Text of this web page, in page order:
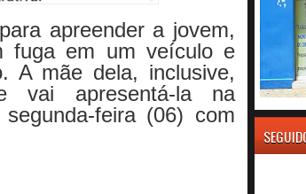
apreender a jovem,
fuga em um veículo e
A mãe dela, inclusive,
vai apresentá-la na
feira (06) com